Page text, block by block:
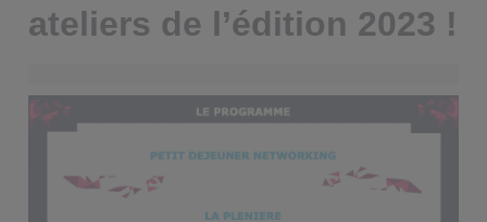
ateliers de l’édition 2023 !